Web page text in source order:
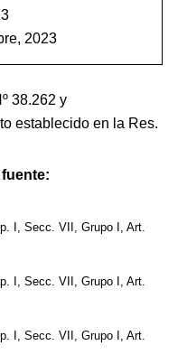
2023
38.262 y
establecido en la Res.
I, Secc. VII, Grupo I, Art.
I, Secc. VII, Grupo I, Art.
I, Secc. VII, Grupo I, Art.